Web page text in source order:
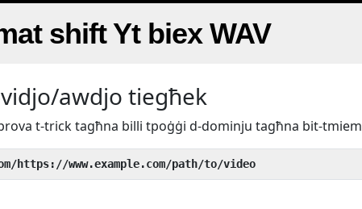
shift Yt biex WAV
awdjo tiegħek
t-trick tagħna billi tpoġġi d-dominju tagħna bit-tmiem
https://www.example.com/path/to/video